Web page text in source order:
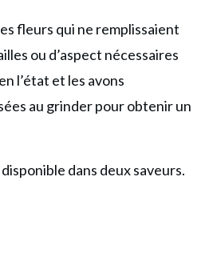
fleurs qui ne remplissaient
ou d’aspect nécessaires
l’état et les avons
au grinder pour obtenir un
dans deux saveurs.